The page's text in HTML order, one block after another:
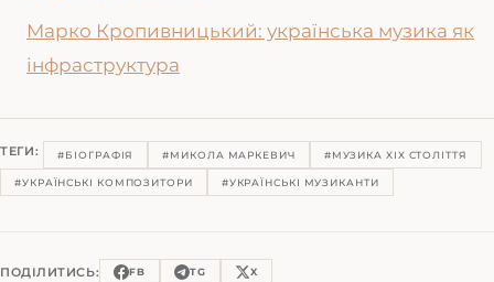
Марко Кропивницький: українська музика як
інфраструктура
ТЕГИ: #БІОГРАФІЯ #МИКОЛА МАРКЕВИЧ #МУЗИКА XIX СТОЛІТТЯ
#УКРАЇНСЬКІ КОМПОЗИТОРИ #УКРАЇНСЬКІ МУЗИКАНТИ
ПОДІЛИТИСЬ: FB TG X